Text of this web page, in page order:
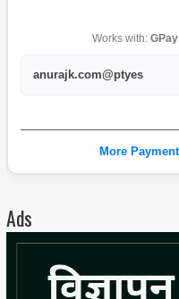
Works with:
anurajk.com@ptyes
More
Ads